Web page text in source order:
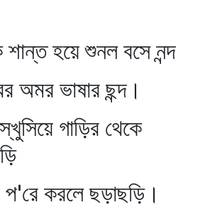
হয়ে শুনল বসে নন্দ
ভাষার ছন্দ।
গাড়ির থেকে
করলে ছড়াছড়ি।